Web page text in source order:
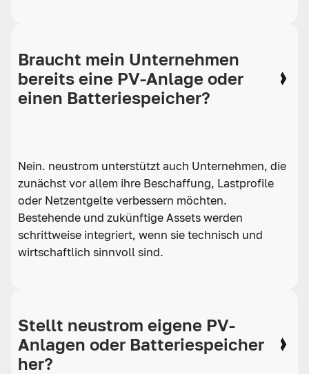
Braucht mein Unternehmen
bereits eine PV-Anlage oder
einen Batteriespeicher?
Nein. neustrom unterstützt auch Unternehmen, die
zunächst vor allem ihre Beschaffung, Lastprofile
oder Netzentgelte verbessern möchten.
Bestehende und zukünftige Assets werden
schrittweise integriert, wenn sie technisch und
wirtschaftlich sinnvoll sind.
Stellt neustrom eigene PV-
Anlagen oder Batteriespeicher
her?